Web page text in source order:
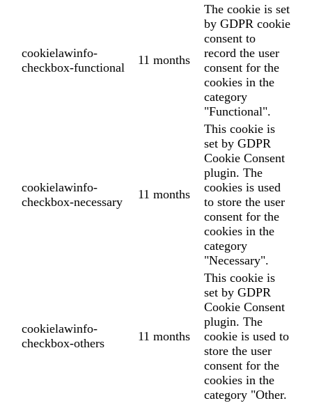
cookielawinfo-
checkbox-functional
11 months
The cookie is set
by GDPR cookie
consent to
record the user
consent for the
cookies in the
category
"Functional".
cookielawinfo-
checkbox-necessary
11 months
This cookie is
set by GDPR
Cookie Consent
plugin. The
cookies is used
to store the user
consent for the
cookies in the
category
"Necessary".
cookielawinfo-
checkbox-others
11 months
This cookie is
set by GDPR
Cookie Consent
plugin. The
cookie is used to
store the user
consent for the
cookies in the
category "Other.